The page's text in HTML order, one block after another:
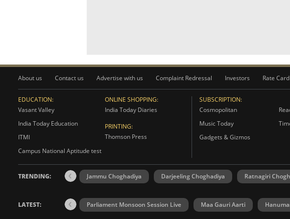
About us Contact us Advertise with us Complaint Redressal Investors Rate Card
EDUCATION:
Vasant Valley
India Today Education
ITMI
Campus National Aptitude test
ONLINE SHOPPING:
India Today Diaries
PRINTING:
Thomson Press
SUBSCRIPTION:
Cosmopolitan
Music Today
Gadgets & Gizmos
TRENDING: Jammu Choghadiya Darjeeling Choghadiya Ratnagiri
LATEST: Parliament Monsoon Session Live Maa Gauri Aarti